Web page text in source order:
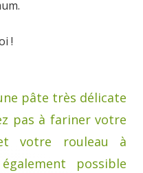
!
pâte très délicate
pas à fariner votre
votre rouleau à
possible